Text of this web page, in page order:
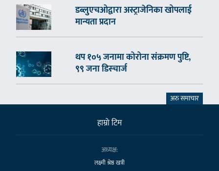
डब्लुएचओद्वारा अस्ट्राजेनिका खोपलाई
मान्यता प्रदान
थप १०५ जनामा कोरोना संक्रमण पुष्टि,
९९ जना डिस्चार्ज
अरु समाचार
हाम्राे टिम
अध्यक्ष:
लक्ष्मी श्रेष्ठ खत्री